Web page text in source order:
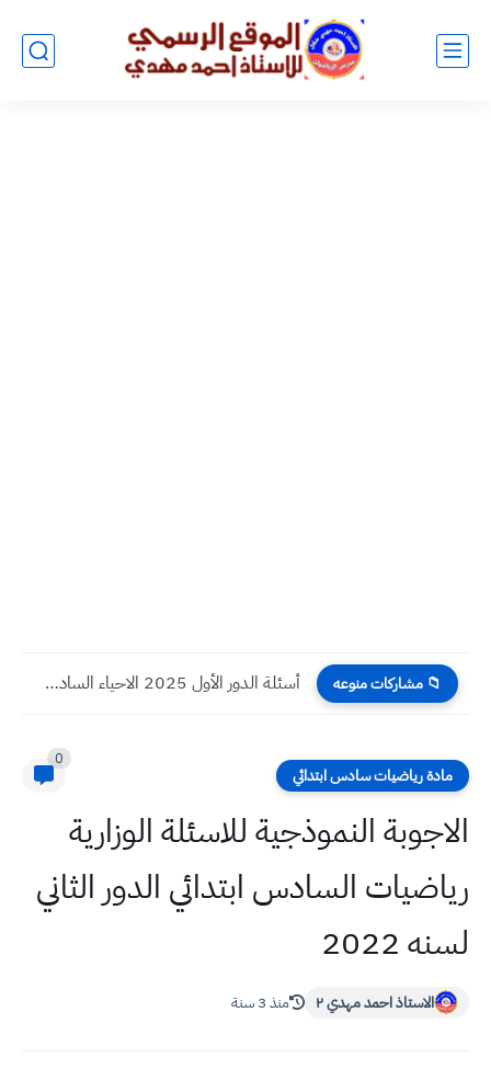
📁 مشاركات منوعه أسئلة الدور الأول 2025 الاحياء السادس العلمي
مادة رياضيات سادس ابتدائي
0
الاجوبة النموذجية للاسئلة الوزارية
رياضيات السادس ابتدائي الدور الثاني
لسنه 2022
الاستاذ احمد مهدي ٢ منذ 3 سنة